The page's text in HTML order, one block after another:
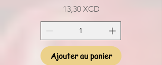
Prix
13,30 XCD
Ajouter au panier